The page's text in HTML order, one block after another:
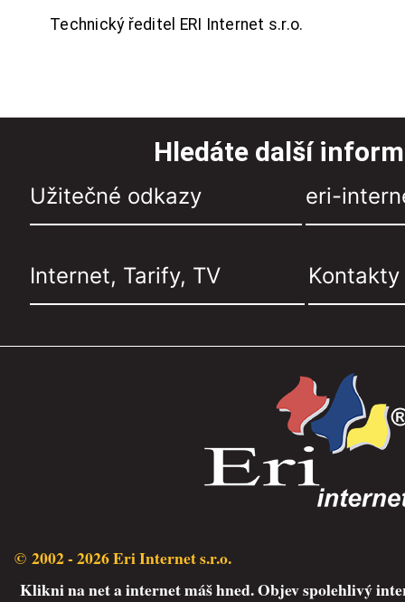
Technický ředitel ERI Internet s.r.o.
Hledáte další
Užitečné odkazy eri-
Internet, Tarify, TV Kontakty
© 2002 - 2026 Eri Internet s.r.o.
Klikni na net a internet máš hned. Objev spolehlivý